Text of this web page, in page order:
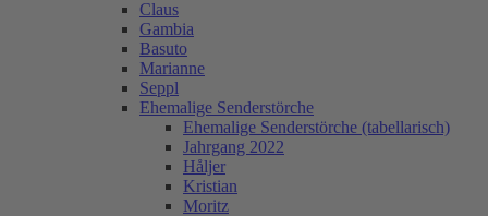
Claus
Gambia
Basuto
Marianne
Seppl
Ehemalige Senderstörche
Ehemalige Senderstörche (tabellarisch)
Jahrgang 2022
Håljer
Kristian
Moritz